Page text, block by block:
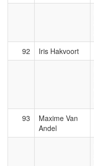
92
Iris Hakvoort
93
Maxime Van
Andel